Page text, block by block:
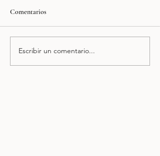
Museo Nacional de
Antropología (MNA)
Comentarios
Escribir un comentario...